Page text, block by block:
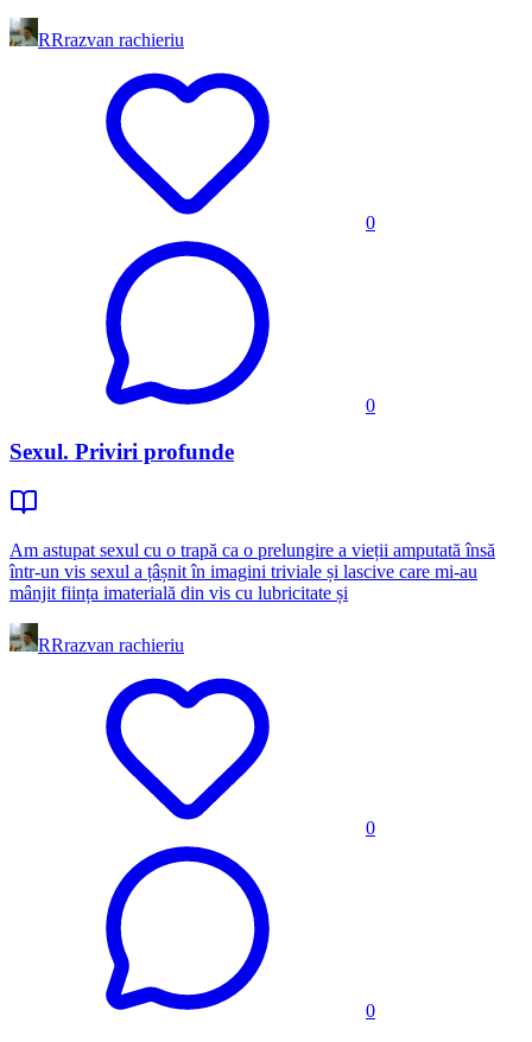
RRrazvan rachieriu
0
0
Sexul. Priviri profunde
Am astupat sexul cu o trapă ca o prelungire a vieții amputată însă
într-un vis sexul a țâșnit în imagini triviale și lascive care mi-au
mânjit ființa imaterială din vis cu lubricitate și
RRrazvan rachieriu
0
0